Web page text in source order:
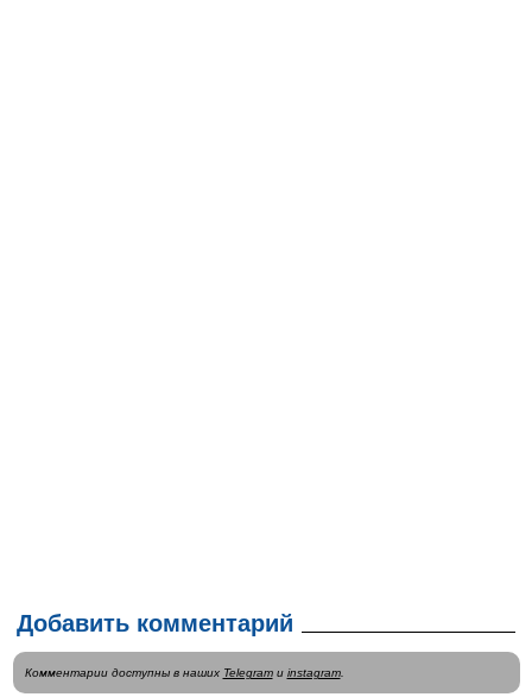
Добавить комментарий
Комментарии доступны в наших Telegramи instagram.